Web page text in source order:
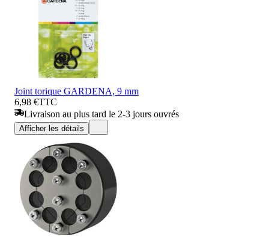
Joint torique GARDENA, 9 mm
6,98 €TTC
Livraison au plus tard le 2-3 jours ouvrés
Afficher les détails